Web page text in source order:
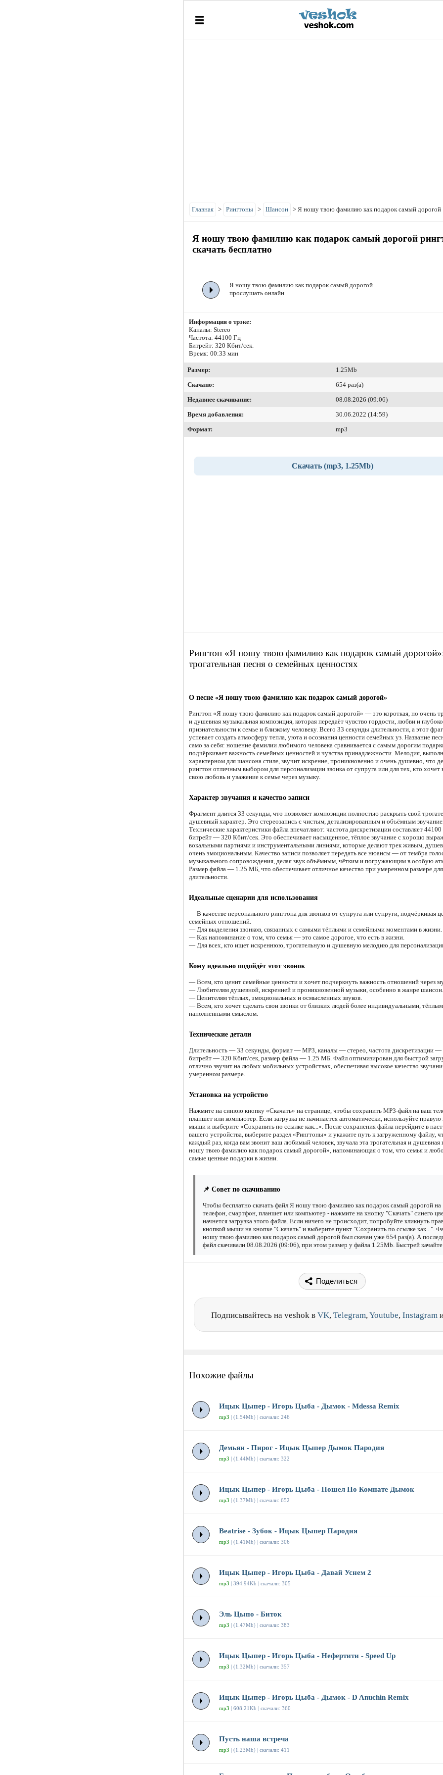
Главная > Рингтоны > Шансон > Я ношу твою фамилию как подарок самый дорогой
Я ношу твою фамилию как подарок самый дорогой
скачать бесплатно
Я ношу твою фамилию как подарок самый дорогой
прослушать онлайн
Информация о трэке:
Каналы: Stereo
Частота: 44100 Гц
Битрейт: 320 Кбит/сек.
Время: 00:33 мин
Размер:
1.25Mb
Скачано:
654 раз(а)
Недавнее скачивание:
08.08.2026 (09:06)
Время добавления:
30.06.2022 (14:59)
Формат:
mp3
Скачать (mp3, 1.25Mb)
Рингтон «Я ношу твою фамилию как подарок самый
трогательная песня о семейных ценностях
О песне «Я ношу твою фамилию как подарок самый дорогой»
Рингтон «Я ношу твою фамилию как подарок самый дорогой» — это короткая, но очень
и душевная музыкальная композиция, которая передаёт чувство гордости, любви и
признательности к семье и близкому человеку. Всего 33 секунды длительности, а этот
успевает создать атмосферу тепла, уюта и осознания ценности семейных уз. Название
само за себя: ношение фамилии любимого человека сравнивается с самым дорогим
подчёркивает важность семейных ценностей и чувства принадлежности. Мелодия,
характерном для шансона стиле, звучит искренне, проникновенно и очень душевно, что
рингтон отличным выбором для персонализации звонка от супруга или для тех, кто хочет
свою любовь и уважение к семье через музыку.
Характер звучания и качество записи
Фрагмент длится 33 секунды, что позволяет композиции полностью раскрыть свой
душевный характер. Это стереозапись с чистым, детализированным и объёмным
Технические характеристики файла впечатляют: частота дискретизации составляет
битрейт — 320 Кбит/сек. Это обеспечивает насыщенное, тёплое звучание с хорошо
вокальными партиями и инструментальными линиями, которые делают трек живым,
очень эмоциональным. Качество записи позволяет передать все нюансы — от тембра
музыкального сопровождения, делая звук объёмным, чётким и погружающим в особую
Размер файла — 1.25 МБ, что обеспечивает отличное качество при умеренном размере
длительности.
Идеальные сценарии для использования
— В качестве персонального рингтона для звонков от супруга или супруги, подчёркивая
семейных отношений.
— Для выделения звонков, связанных с самыми тёплыми и семейными моментами в жизни.
— Как напоминание о том, что семья — это самое дорогое, что есть в жизни.
— Для всех, кто ищет искреннюю, трогательную и душевную мелодию для
Кому идеально подойдёт этот звонок
— Всем, кто ценит семейные ценности и хочет подчеркнуть важность отношений через
— Любителям душевной, искренней и проникновенной музыки, особенно в жанре шансон.
— Ценителям тёплых, эмоциональных и осмысленных звуков.
— Всем, кто хочет сделать свои звонки от близких людей более индивидуальными,
наполненными смыслом.
Технические детали
Длительность — 33 секунды, формат — MP3, каналы — стерео, частота дискретизации
битрейт — 320 Кбит/сек, размер файла — 1.25 МБ. Файл оптимизирован для быстрой
отлично звучит на любых мобильных устройствах, обеспечивая высокое качество
умеренном размере.
Установка на устройство
Нажмите на синюю кнопку «Скачать» на странице, чтобы сохранить MP3-файл на ваш
планшет или компьютер. Если загрузка не начинается автоматически, используйте правую
мыши и выберите «Сохранить по ссылке как...». После сохранения файла перейдите в
вашего устройства, выберите раздел «Рингтоны» и укажите путь к загруженному файлу,
каждый раз, когда вам звонит ваш любимый человек, звучала эта трогательная и душевная
ношу твою фамилию как подарок самый дорогой», напоминающая о том, что семья и
самые ценные подарки в жизни.
📌 Совет по скачиванию
Чтобы бесплатно скачать файл Я ношу твою фамилию как подарок самый дорогой на
телефон, смартфон, планшет или компьютер - нажмите на кнопку "Скачать" синего
начнется загрузка этого файла. Если ничего не происходит, попробуйте кликнуть
кнопкой мыши на кнопке "Скачать" и выберите пункт "Сохранить по ссылке как...".
ношу твою фамилию как подарок самый дорогой был скачан уже 654 раз(а). А
файл скачивали 08.08.2026 (09:06), при этом размер у файла 1.25Mb. Быстрей
Поделиться
Подписывайтесь на veshok в VK, Telegram,Youtube, Instagram
Похожие файлы
Ицык Цыпер - Игорь Цыба - Дымок - Mdessa Remix
mp3 | (1.54Mb) | скачали: 246
Демьян - Пирог - Ицык Цыпер Дымок Пародия
mp3 | (1.44Mb) | скачали: 322
Ицык Цыпер - Игорь Цыба - Пошел По Комнате Дымок
mp3 | (1.37Mb) | скачали: 652
Beatrise - Зубок - Ицык Цыпер Пародия
mp3 | (1.41Mb) | скачали: 306
Ицык Цыпер - Игорь Цыба - Давай Уснем 2
mp3 | 394.94Kb | скачали: 305
Эль Цыпо - Биток
mp3 | (1.47Mb) | скачали: 383
Ицык Цыпер - Игорь Цыба - Нефертити - Speed Up
mp3 | (1.32Mb) | скачали: 357
Ицык Цыпер - Игорь Цыба - Дымок - D Anuchin Remix
mp3 | 608.21Kb | скачали: 360
Пусть наша встреча
mp3 | (1.23Mb) | скачали: 411